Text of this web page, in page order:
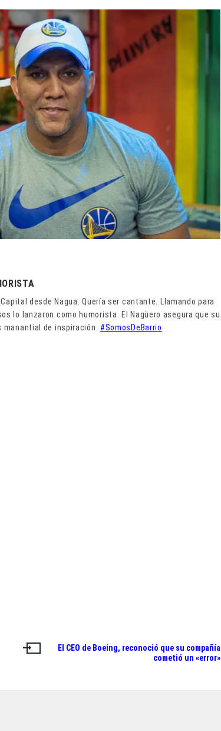
desde Nagua. Quería ser cantante. Llamando para
lo lanzaron como humorista. El Nagüero asegura que su
manantial de inspiración. #SomosDeBarrio
El CEO de Boeing, reconoció que su compañía
cometió un «error»